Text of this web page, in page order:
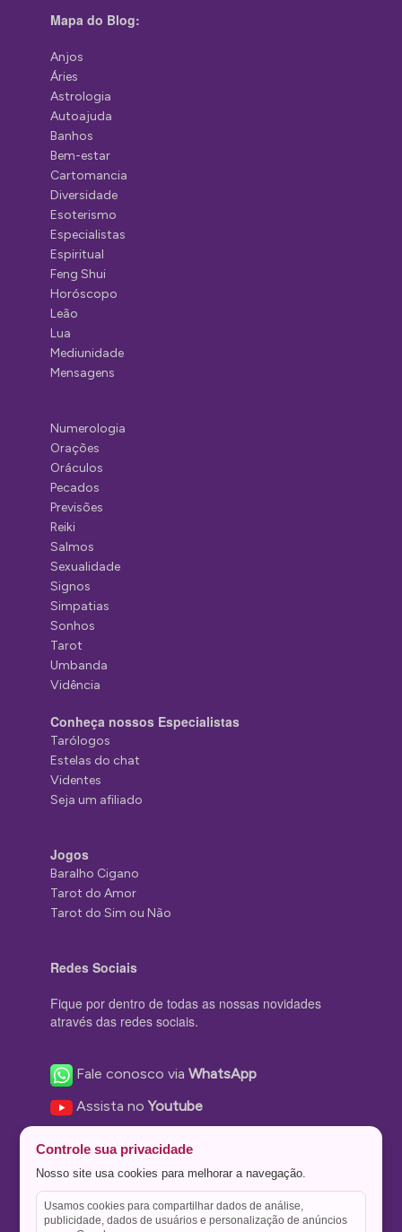
Mapa do Blog:
Anjos
Áries
Astrologia
Autoajuda
Banhos
Bem-estar
Cartomancia
Diversidade
Esoterismo
Especialistas
Espiritual
Feng Shui
Horóscopo
Leão
Lua
Mediunidade
Mensagens
Numerologia
Orações
Oráculos
Pecados
Previsões
Reiki
Salmos
Sexualidade
Signos
Simpatias
Sonhos
Tarot
Umbanda
Vidência
Conheça nossos Especialistas
Tarólogos
Estelas do chat
Videntes
Seja um afiliado
Jogos
Baralho Cigano
Tarot do Amor
Tarot do Sim ou Não
Redes Sociais
Fique por dentro de todas as nossas novidades
através das redes sociais.
Fale conosco viaWhatsApp
Assista noYoutube
Nos siga no Instagram
Nos siga noTwitter
Controle sua privacidade
Nosso site usa cookies para melhorar a navegação.
Usamos cookies para compartilhar dados de análise,
publicidade, dados de usuários e personalização de anúncios